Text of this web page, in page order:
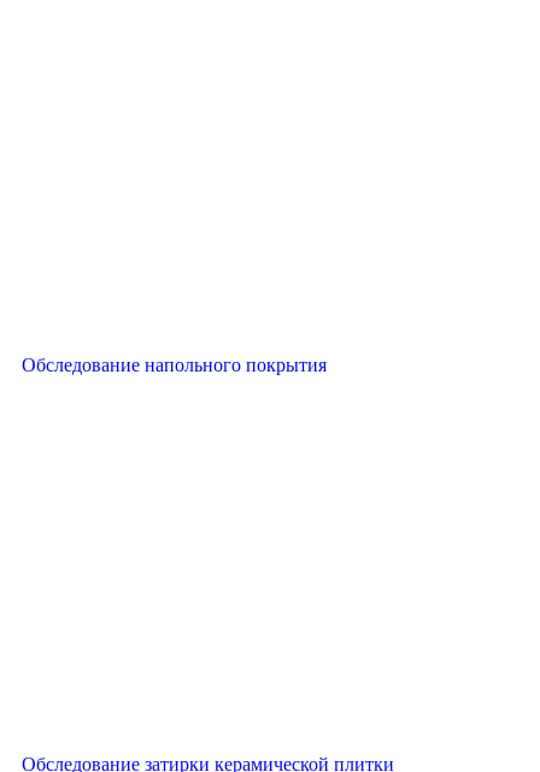
Обследование напольного покрытия
Обследование затирки керамической плитки